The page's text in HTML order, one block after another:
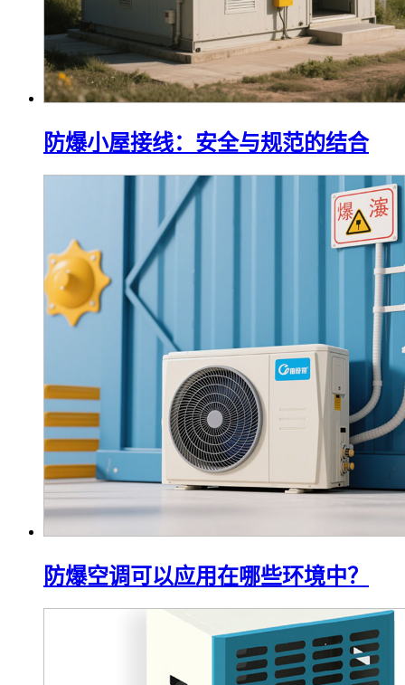
防爆小屋接线：安全与规范的结合
防爆空调可以应用在哪些环境中？